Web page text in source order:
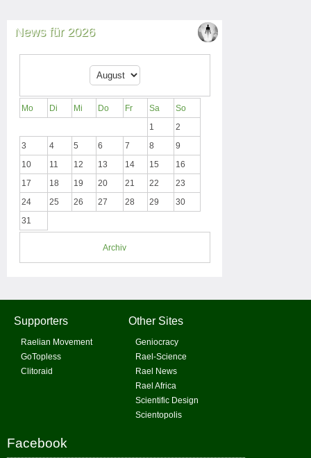
News für 2026
Mo Di Mi Do Fr Sa
So
1
2
3
4 5 6 7 8
9
10
11 12 13 14 15
16
17
18 19 20 21 22
23
24
25 26 27 28 29
30
31
Archiv
Supporters
Raelian Movement
GoTopless
Clitoraid
Other Sites
Geniocracy
Rael-Science
Rael News
Rael Africa
Scientific Design
Scientopolis
Facebook